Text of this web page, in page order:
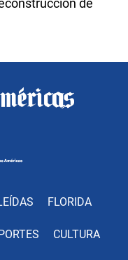
de
FLORIDA
CULTURA